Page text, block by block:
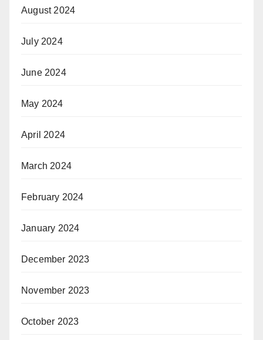
August 2024
July 2024
June 2024
May 2024
April 2024
March 2024
February 2024
January 2024
December 2023
November 2023
October 2023